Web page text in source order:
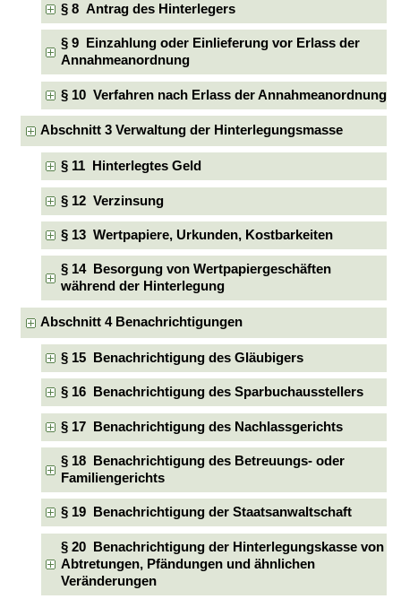
§ 8 Antrag des Hinterlegers
§ 9 Einzahlung oder Einlieferung vor Erlass der
Annahmeanordnung
§ 10 Verfahren nach Erlass der Annahmeanordnung
Abschnitt 3 Verwaltung der Hinterlegungsmasse
§ 11 Hinterlegtes Geld
§ 12 Verzinsung
§ 13 Wertpapiere, Urkunden, Kostbarkeiten
§ 14 Besorgung von Wertpapiergeschäften
während der Hinterlegung
Abschnitt 4 Benachrichtigungen
§ 15 Benachrichtigung des Gläubigers
§ 16 Benachrichtigung des Sparbuchausstellers
§ 17 Benachrichtigung des Nachlassgerichts
§ 18 Benachrichtigung des Betreuungs- oder
Familiengerichts
§ 19 Benachrichtigung der Staatsanwaltschaft
§ 20 Benachrichtigung der Hinterlegungskasse von
Abtretungen, Pfändungen und ähnlichen
Veränderungen